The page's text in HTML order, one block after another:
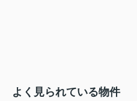
よく見られている物件